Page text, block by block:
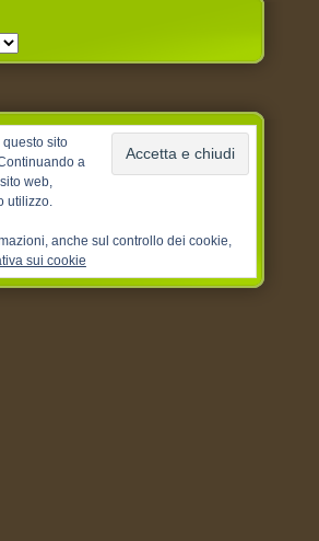
questo sito
a
web,
utilizzo.
anche sul controllo dei cookie,
sui cookie